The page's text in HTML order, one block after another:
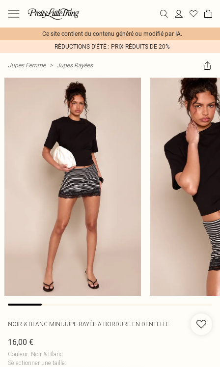
Ce site contient du contenu généré ou modifié par IA.
RÉDUCTIONS D'ÉTÉ : PRIX RÉDUITS DE 20%
Jupes Femme > Jupes Rayées
NOIR & BLANC MINI-JUPE RAYÉE À BORDURE EN DENTELLE
16,00 €
Couleur: Noir & Blanc
Sélectionner une taille: